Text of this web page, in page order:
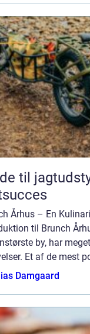
til
Århus – En
til Brunch
by, har
Et af de mest
Damgaard